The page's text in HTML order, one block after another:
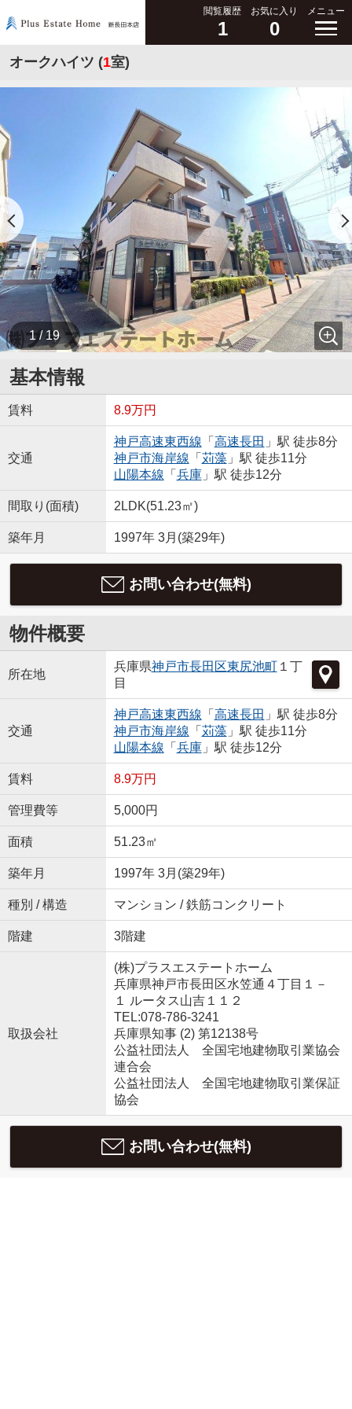
閲覧履歴
1
お気に入り
0
メニュー
オークハイツ (1室)
1 / 19
基本情報
賃料 8.9万円
交通
神戸高速東西線 「 高速長田 」駅 徒歩8分
神戸市海岸線 「 苅藻」駅 徒歩11分
山陽本線 「 兵庫」駅 徒歩12分
間取り(面積) 2LDK(51.23㎡)
築年月 1997年 3月(築29年)
お問い合わせ(無料)
物件概要
所在地
兵庫県神戸市長田区東尻池町１丁
目
交通
神戸高速東西線 「 高速長田 」駅 徒歩8分
神戸市海岸線 「 苅藻」駅 徒歩11分
山陽本線 「 兵庫」駅 徒歩12分
賃料 8.9万円
管理費等 5,000円
面積 51.23㎡
築年月 1997年 3月(築29年)
種別 / 構造 マンション / 鉄筋コンクリート
階建 3階建
取扱会社
(株)プラスエステートホーム
兵庫県神戸市長田区水笠通４丁目１－
１ ルータス山吉１１２
TEL:078-786-3241
兵庫県知事 (2) 第12138号
公益社団法人 全国宅地建物取引業協会
連合会
公益社団法人 全国宅地建物取引業保証
協会
お問い合わせ(無料)